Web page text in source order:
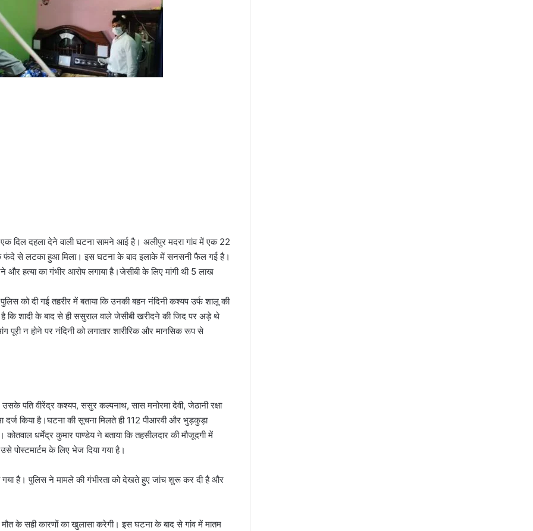
दिल दहला देने वाली घटना सामने आई है। अलीपुर मदरा गांव में एक 22
के फंदे से लटका हुआ मिला। इस घटना के बाद इलाके में सनसनी फैल गई है।
हत्या का गंभीर आरोप लगाया है।जेसीबी के लिए मांगी थी 5 लाख
को दी गई तहरीर में बताया कि उनकी बहन नंदिनी कश्यप उर्फ शालू की
कि शादी के बाद से ही ससुराल वाले जेसीबी खरीदने की जिद पर अड़े थे
न होने पर नंदिनी को लगातार शारीरिक और मानसिक रूप से
पति वीरेंद्र कश्यप, ससुर कल्पनाथ, सास मनोरमा देवी, जेठानी रक्षा
किया है।घटना की सूचना मिलते ही 112 पीआरवी और भुड़कुड़ा
धर्मेंद्र कुमार पाण्डेय ने बताया कि तहसीलदार की मौजूदगी में
पोस्टमार्टम के लिए भेज दिया गया है।
गया है। पुलिस ने मामले की गंभीरता को देखते हुए जांच शुरू कर दी है और
मौत के सही कारणों का खुलासा करेगी। इस घटना के बाद से गांव में मातम